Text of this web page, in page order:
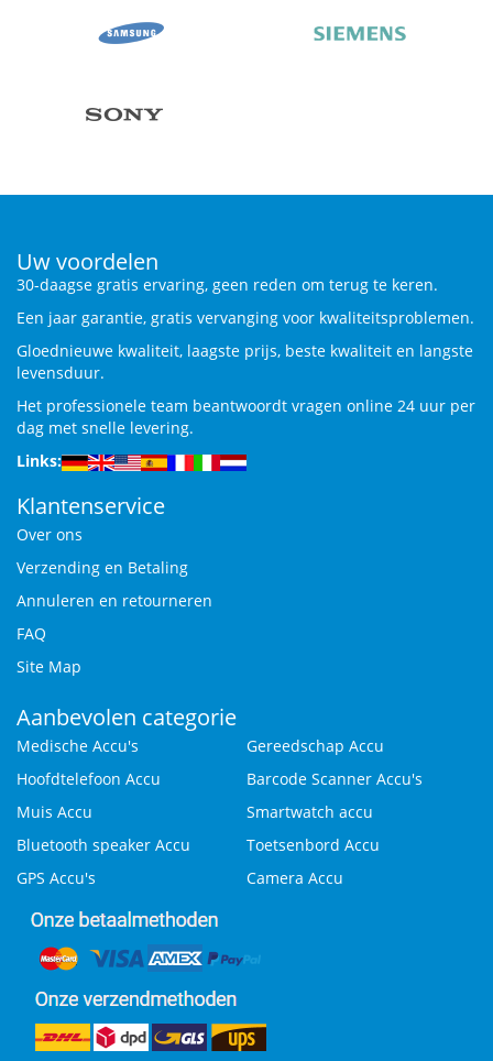
Uw voordelen
30-daagse gratis ervaring, geen reden om terug te keren.
Een jaar garantie, gratis vervanging voor kwaliteitsproblemen.
Gloednieuwe kwaliteit, laagste prijs, beste kwaliteit en langste
levensduur.
Het professionele team beantwoordt vragen online 24 uur per
dag met snelle levering.
Links:
Klantenservice
Over ons
Verzending en Betaling
Annuleren en retourneren
FAQ
Site Map
Aanbevolen categorie
Medische Accu's
Gereedschap Accu
Hoofdtelefoon Accu
Barcode Scanner Accu's
Muis Accu
Smartwatch accu
Bluetooth speaker Accu
Toetsenbord Accu
GPS Accu's
Camera Accu